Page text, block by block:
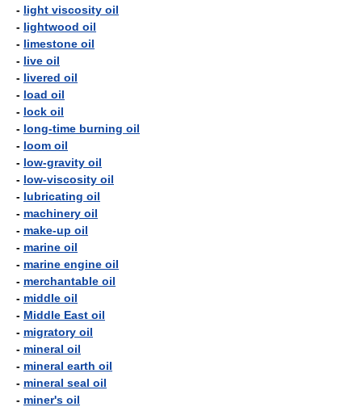
- light viscosity oil
- lightwood oil
- limestone oil
- live oil
- livered oil
- load oil
- lock oil
- long-time burning oil
- loom oil
- low-gravity oil
- low-viscosity oil
- lubricating oil
- machinery oil
- make-up oil
- marine oil
- marine engine oil
- merchantable oil
- middle oil
- Middle East oil
- migratory oil
- mineral oil
- mineral earth oil
- mineral seal oil
- miner's oil